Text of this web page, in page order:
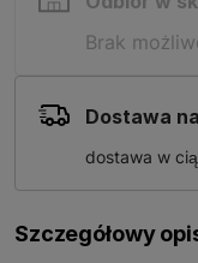
Brak
Dostawa
dostawa w
Szczegółowy